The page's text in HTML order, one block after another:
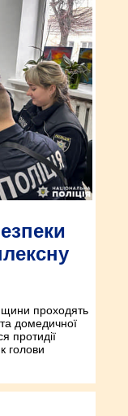
проходять
та домедичної
протидії
голови